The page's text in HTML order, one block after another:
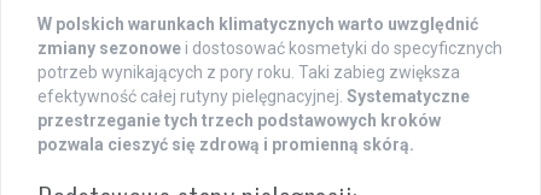
W polskich warunkach klimatycznych warto uwzględnić
zmiany sezonowe i dostosować kosmetyki do specyficznych
potrzeb wynikających z pory roku. Taki zabieg zwiększa
efektywność całej rutyny pielęgnacyjnej. Systematyczne
przestrzeganie tych trzech podstawowych kroków
pozwala cieszyć się zdrową i promienną skórą.